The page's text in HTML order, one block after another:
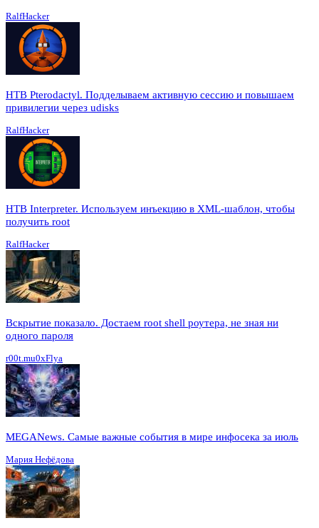
RalfHacker
HTB Pterodactyl. Подделываем активную сессию и повышаем
привилегии через udisks
RalfHacker
HTB Interpreter. Используем инъекцию в XML-шаблон, чтобы
получить root
RalfHacker
Вскрытие показало. Достаем root shell роутера, не зная ни
одного пароля
r00t.mu0xFlya
MEGANews. Cамые важные события в мире инфосека за июль
Мария Нефёдова